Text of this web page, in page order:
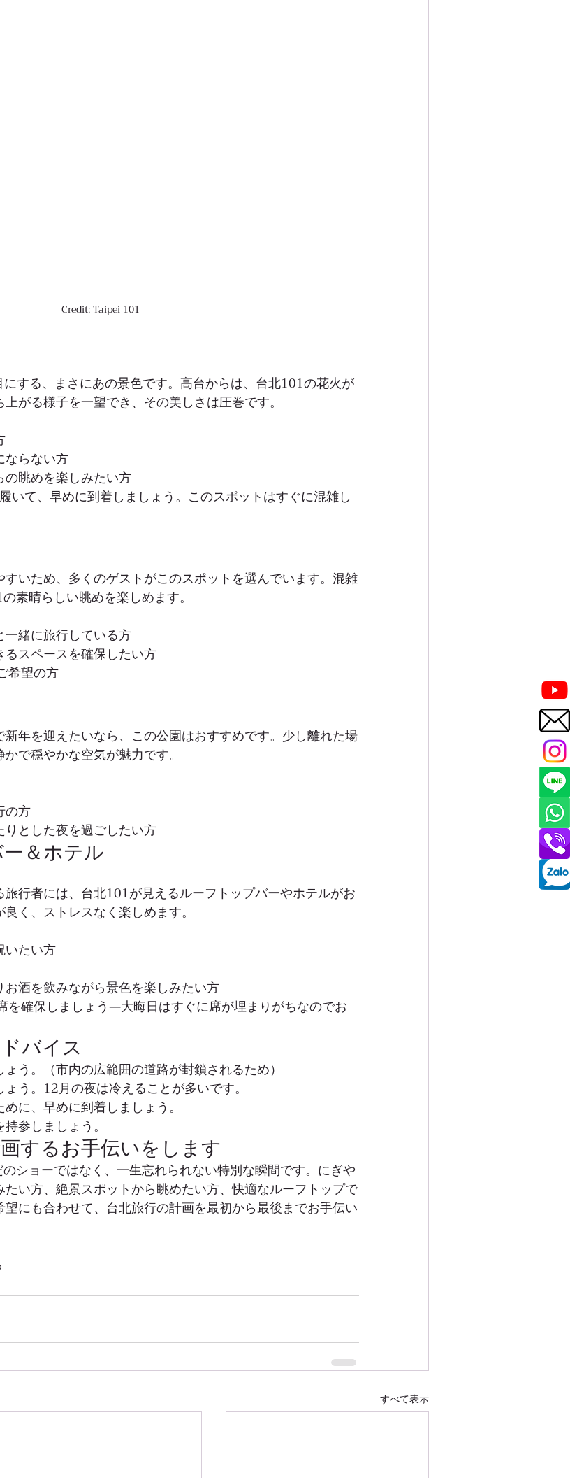
Credit: Taipei 101
する、まさにあの景色です。高台からは、台北101の花火が
がる様子を一望でき、その美しさは圧巻です。
ならない方
眺めを楽しみたい方
いて、早めに到着しましょう。このスポットはすぐに混雑し
いため、多くのゲストがこのスポットを選んでいます。混雑
素晴らしい眺めを楽しめます。
緒に旅行している方
スペースを確保したい方
希望の方
年を迎えたいなら、この公園はおすすめです。少し離れた場
で穏やかな空気が魅力です。
の方
とした夜を過ごしたい方
＆ホテル
行者には、台北101が見えるルーフトップバーやホテルがお
く、ストレスなく楽しめます。
いたい方
酒を飲みながら景色を楽しみたい方
を確保しましょう—大晦日はすぐに席が埋まりがちなのでお
バイス
う。（市内の広範囲の道路が封鎖されるため）
う。12月の夜は冷えることが多いです。
に、早めに到着しましょう。
参しましょう。
するお手伝いをします
ショーではなく、一生忘れられない特別な瞬間です。にぎや
い方、絶景スポットから眺めたい方、快適なルーフトップで
にも合わせて、台北旅行の計画を最初から最後までお手伝い
すべて表示